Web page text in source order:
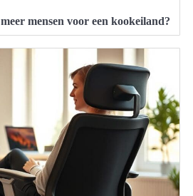
mensen voor een kookeiland?